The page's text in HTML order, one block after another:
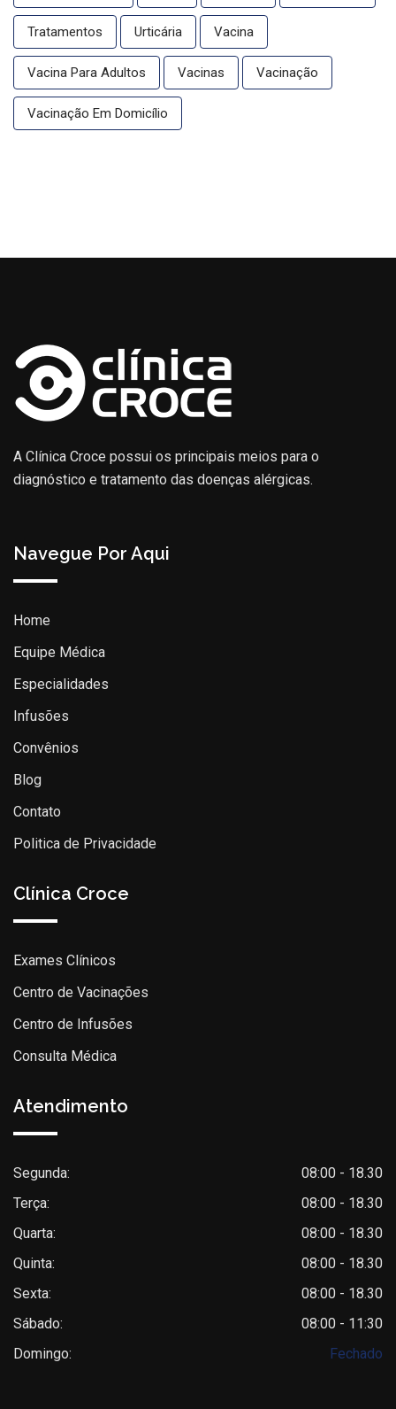
Tratamentos Urticária Vacina
Vacina Para Adultos Vacinas Vacinação
Vacinação Em Domicílio
A Clínica Croce possui os principais meios para o
diagnóstico e tratamento das doenças alérgicas.
Navegue Por Aqui
Home
Equipe Médica
Especialidades
Infusões
Convênios
Blog
Contato
Politica de Privacidade
Clínica Croce
Exames Clínicos
Centro de Vacinações
Centro de Infusões
Consulta Médica
Atendimento
Segunda:
08:00 - 18.30
Terça:
08:00 - 18.30
Quarta:
08:00 - 18.30
Quinta:
08:00 - 18.30
Sexta:
08:00 - 18.30
Sábado:
08:00 - 11:30
Domingo:
Fechado